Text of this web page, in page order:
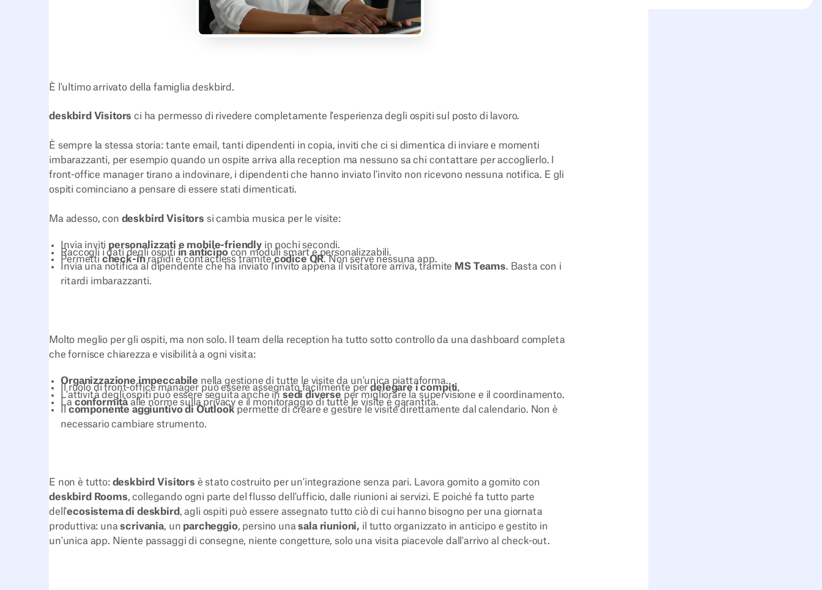
È l'ultimo arrivato della famiglia deskbird.
deskbird Visitors ci ha permesso di rivedere completamente l'esperienza degli ospiti sul posto di lavoro.
È sempre la stessa storia: tante email, tanti dipendenti in copia, inviti che ci si dimentica di inviare e momenti
imbarazzanti, per esempio quando un ospite arriva alla reception ma nessuno sa chi contattare per accoglierlo. I
front-office manager tirano a indovinare, i dipendenti che hanno inviato l'invito non ricevono nessuna notifica. E gli
ospiti cominciano a pensare di essere stati dimenticati.
Ma adesso, con deskbird Visitors si cambia musica per le visite:
Invia inviti personalizzati e mobile-friendly in pochi secondi.
Raccogli i dati degli ospiti in anticipocon moduli smart e personalizzabili.
Permetti check-inrapidi e contactless tramitecodice QR. Non serve nessuna app.
Invia una notifica al dipendente che ha inviato l'invito appena il visitatore arriva, tramite MS Teams. Basta con i
ritardi imbarazzanti.
Molto meglio per gli ospiti, ma non solo. Il team della reception ha tutto sotto controllo da una dashboard completa
che fornisce chiarezza e visibilità a ogni visita:
Organizzazione impeccabile nella gestione di tutte le visite da un'unica piattaforma.
Il ruolo di front-office manager può essere assegnato facilmente perdelegare i compiti.
L'attività degli ospiti può essere seguita anche in sedi diverse per migliorare la supervisione e il coordinamento.
La conformità alle norme sulla privacy e il monitoraggio di tutte le visite è garantita.
componente aggiuntivo di Outlook permette di creare e gestire le visite direttamente dal calendario. Non è
necessario cambiare strumento.
E non è tutto: deskbird Visitors è stato costruito per un'integrazione senza pari. Lavora gomito a gomito con
deskbird Rooms, collegando ogni parte del flusso dell'ufficio, dalle riunioni ai servizi. E poiché fa tutto parte
dell'ecosistema di deskbird , agli ospiti può essere assegnato tutto ciò di cui hanno bisogno per una giornata
produttiva: unascrivania, un parcheggio, persino unasala riunioni, il tutto organizzato in anticipo e gestito in
un'unica app. Niente passaggi di consegne, niente congetture, solo una visita piacevole dall'arrivo al check-out.